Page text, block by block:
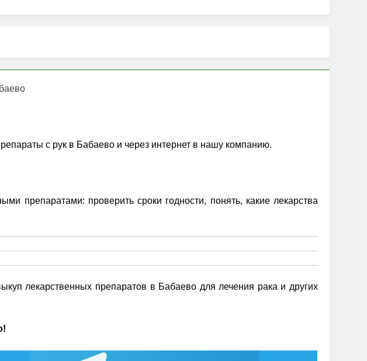
с рук в Бабаево и через интернет в нашу компанию.
препаратами: проверить сроки годности, понять, какие лекарства
лекарственных препаратов в Бабаево для лечения рака и других